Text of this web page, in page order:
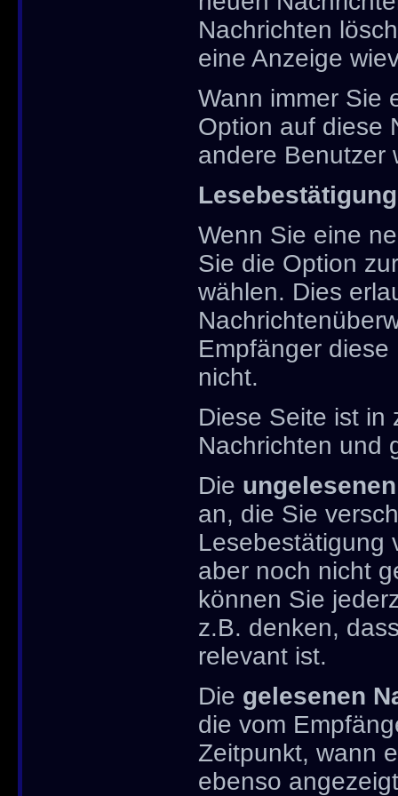
Nachrichten
eine Anzeige
Wann immer Sie
Option auf diese
andere Benutzer
Lesebestätigung
Wenn Sie eine
Sie die Option
wählen. Dies
Empfänger
nicht.
Diese Seite ist in
Nachrichten und
Die
an, die Sie
Lesebestätigung
aber noch nicht
können Sie
z.B. denken,
relevant ist.
Die gelesenen
die vom
Zeitpunkt, wann
ebenso